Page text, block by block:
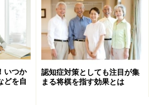
もしかすると天上の米長の仕掛けか
最終戦で雌雄を決するという最高の
。けじめを託された棋士は阿久津主
点でタイトル奪取経験こそないもの
のプロ集団でも折り紙付きである。
カーは巨瀬(こせ)亮一氏が開発した
ト同士のトーナメントで優勝、「電
いつか
どを自
認知症対策としても注目が集
まる将棋を指す効果とは